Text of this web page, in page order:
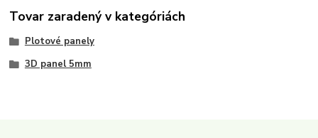
Tovar zaradený v kategóriách
Plotové panely
3D panel 5mm